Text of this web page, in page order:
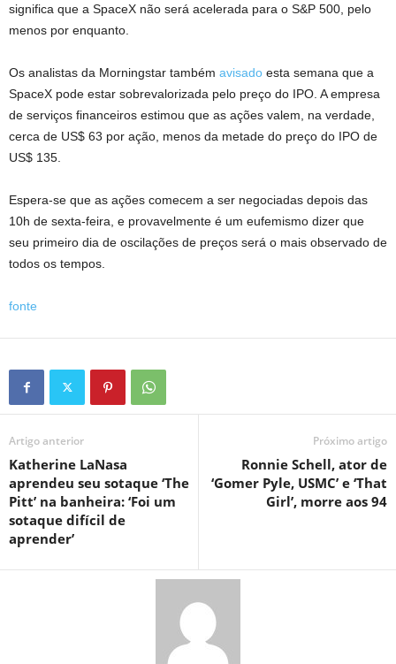
significa que a SpaceX não será acelerada para o S&P 500, pelo
menos por enquanto.
Os analistas da Morningstar também avisado esta semana que a
SpaceX pode estar sobrevalorizada pelo preço do IPO. A empresa
de serviços financeiros estimou que as ações valem, na verdade,
cerca de US$ 63 por ação, menos da metade do preço do IPO de
US$ 135.
Espera-se que as ações comecem a ser negociadas depois das
10h de sexta-feira, e provavelmente é um eufemismo dizer que
seu primeiro dia de oscilações de preços será o mais observado de
todos os tempos.
fonte
Artigo anterior
Katherine LaNasa
aprendeu seu sotaque ‘The
Pitt’ na banheira: ‘Foi um
sotaque difícil de
aprender’
Próximo artigo
Ronnie Schell, ator de
‘Gomer Pyle, USMC’ e ‘That
Girl’, morre aos 94